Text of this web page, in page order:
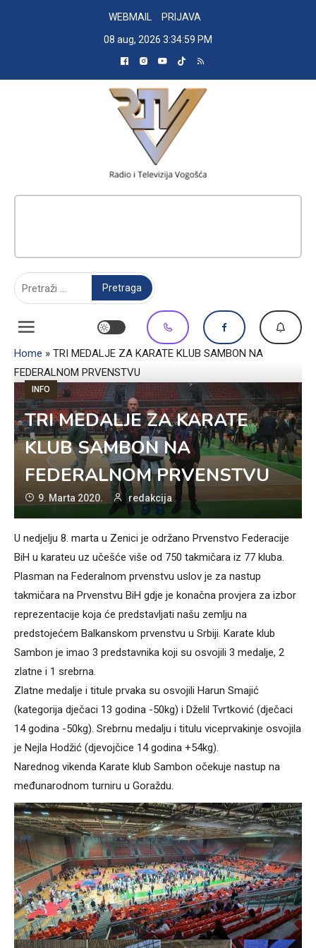
WEBMAIL
PRIJAVA
08 aug, 2026 3:35:00 PM
Home » TRI MEDALJE ZA KARATE KLUB SAMBON NA
FEDERALNOM PRVENSTVU
INFO
TRI MEDALJE ZA KARATE
KLUB SAMBON NA
FEDERALNOM PRVENSTVU
9. Marta 2020. redakcija
U nedjelju 8. marta u Zenici je održano Prvenstvo Federacije
BiH u karateu uz učešće više od 750 takmičara iz 77 kluba.
Plasman na Federalnom prvenstvu uslov je za nastup
takmičara na Prvenstvu BiH gdje je konačna provjera za izbor
reprezentacije koja će predstavljati našu zemlju na
predstojećem Balkanskom prvenstvu u Srbiji. Karate klub
Sambon je imao 3 predstavnika koji su osvojili 3 medalje, 2
zlatne i 1 srebrna.
Zlatne medalje i titule prvaka su osvojili Harun Smajić
(kategorija dječaci 13 godina -50kg) i Dželil Tvrtković (dječaci
14 godina -50kg). Srebrnu medalju i titulu viceprvakinje osvojila
je Nejla Hodžić (djevojčice 14 godina +54kg).
Narednog vikenda Karate klub Sambon očekuje nastup na
međunarodnom turniru u Goraždu.